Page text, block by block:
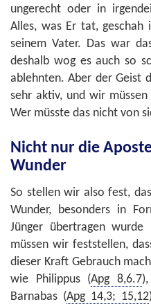
ungerecht oder in
Alles, was Er tat, geschah
seinem Vater. Das war
deshalb wog es auch so
ablehnten. Aber der Geist
sehr aktiv, und wir
Wer müsste das nicht von
Nicht nur die
Wunder
So stellen wir also fest,
Wunder, besonders in
Jünger übertragen wurde
müssen wir feststellen,
dieser Kraft Gebrauch
wie Philippus (Apg 8,6.7
Barnabas (Apg 14,3; 15,12